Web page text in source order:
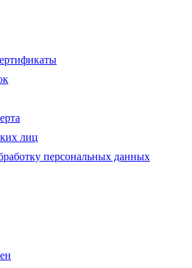
лиц
персональных данных